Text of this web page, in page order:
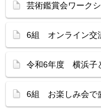
芸術鑑賞会ワーク
6組 オンライン交
令和6年度 横浜子
6組 お楽しみ会で